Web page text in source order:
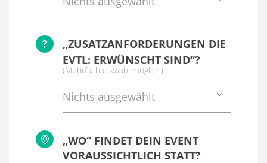
?
„ZUSATZANFORDERUNGEN DIE
EVTL: ERWÜNSCHT SIND“?
(Mehrfachauswahl möglich)
Nichts ausgewählt
„WO“ FINDET DEIN EVENT
VORAUSSICHTLICH STATT?